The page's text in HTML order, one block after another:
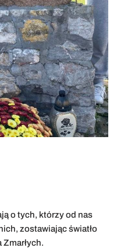
o tych, którzy od nas
zostawiając światło